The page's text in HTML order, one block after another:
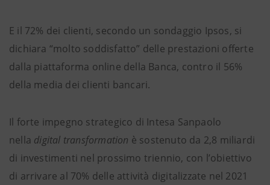
E il 72% dei clienti, secondo un sondaggio Ipsos, si
dichiara “molto soddisfatto” delle prestazioni offerte
dalla piattaforma online della Banca, contro il 56%
della media dei clienti bancari.
Il forte impegno strategico di Intesa Sanpaolo
nella digital transformation è sostenuto da 2,8 miliardi
di investimenti nel prossimo triennio, con l’obiettivo
di arrivare al 70% delle attività digitalizzate nel 2021